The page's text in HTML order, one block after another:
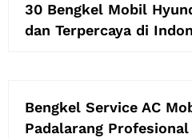
30 Bengkel Mobil
dan Terpercaya di
Bengkel Service AC
Padalarang